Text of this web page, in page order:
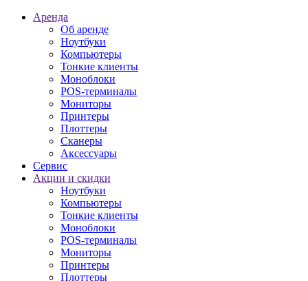
Аренда
Об аренде
Ноутбуки
Компьютеры
Тонкие клиенты
Моноблоки
POS-терминалы
Мониторы
Принтеры
Плоттеры
Сканеры
Аксессуары
Сервис
Акции и скидки
Ноутбуки
Компьютеры
Тонкие клиенты
Моноблоки
POS-терминалы
Мониторы
Принтеры
Плоттеры